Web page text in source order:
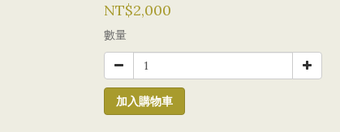
NT$2,000
數量
加入購物車